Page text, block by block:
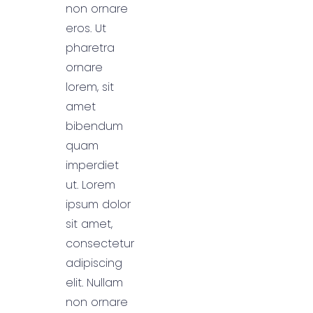
non ornare
eros. Ut
pharetra
ornare
lorem, sit
amet
bibendum
quam
imperdiet
ut. Lorem
ipsum dolor
sit amet,
consectetur
adipiscing
elit. Nullam
non ornare